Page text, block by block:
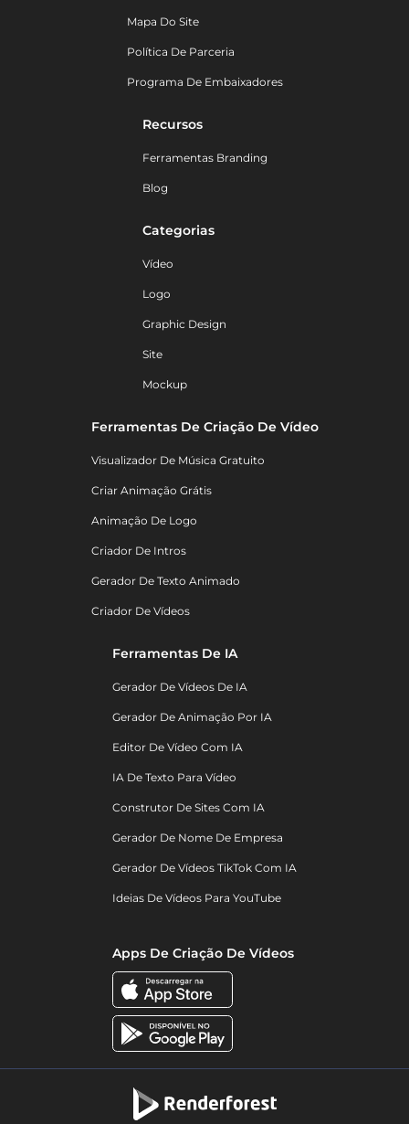
Mapa Do Site
Política De Parceria
Programa De Embaixadores
Recursos
Ferramentas Branding
Blog
Categorias
Vídeo
Logo
Graphic Design
Site
Mockup
Ferramentas De Criação De Vídeo
Visualizador De Música Gratuito
Criar Animação Grátis
Animação De Logo
Criador De Intros
Gerador De Texto Animado
Criador De Vídeos
Ferramentas De IA
Gerador De Vídeos De IA
Gerador De Animação Por IA
Editor De Vídeo Com IA
IA De Texto Para Vídeo
Construtor De Sites Com IA
Gerador De Nome De Empresa
Gerador De Vídeos TikTok Com IA
Ideias De Vídeos Para YouTube
Apps De Criação De Vídeos